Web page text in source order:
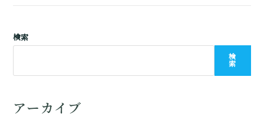
検索
検
索
アーカイブ